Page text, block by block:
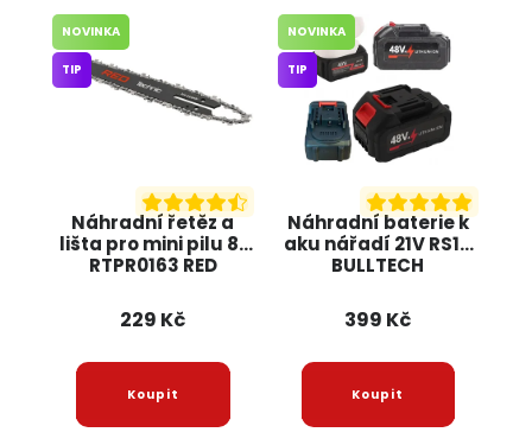
Náhradní řetěz a
lišta pro mini pilu 8"
RTPR0163 RED
NOVINKA
TIP
229 Kč
Náhradní baterie k
aku nářadí 21V RS10
BULLTECH
NOVINKA
TIP
399 Kč